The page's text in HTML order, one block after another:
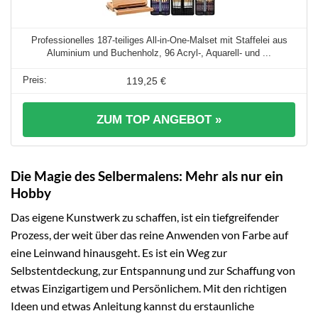
Professionelles 187-teiliges All-in-One-Malset mit Staffelei aus
Aluminium und Buchenholz, 96 Acryl-, Aquarell- und ...
119,25 €
ZUM TOP ANGEBOT »
Die Magie des Selbermalens: Mehr als nur ein
Hobby
Das eigene Kunstwerk zu schaffen, ist ein tiefgreifender
Prozess, der weit über das reine Anwenden von Farbe auf
eine Leinwand hinausgeht. Es ist ein Weg zur
Selbstentdeckung, zur Entspannung und zur Schaffung von
etwas Einzigartigem und Persönlichem. Mit den richtigen
Ideen und etwas Anleitung kannst du erstaunliche